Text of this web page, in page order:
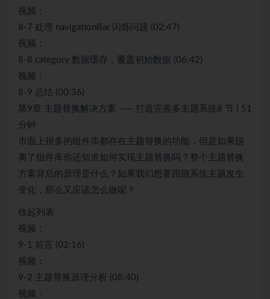
视频：
8-7 处理 navigationBar 闪烁问题 (02:47)
视频：
8-8 category 数据缓存，覆盖初始数据 (06:42)
视频：
8-9 总结 (00:36)
第9章 主题替换解决方案 —— 打造完善多主题系统8 节 | 51
分钟
市面上很多的组件库都存在主题替换的功能，但是如果脱
离了组件库你还知道如何实现主题替换吗？整个主题替换
方案背后的原理是什么？如果我们想要跟随系统主题发生
变化，那么又应该怎么做呢？
收起列表
视频：
9-1 前言 (02:16)
视频：
9-2 主题替换原理分析 (08:40)
视频：